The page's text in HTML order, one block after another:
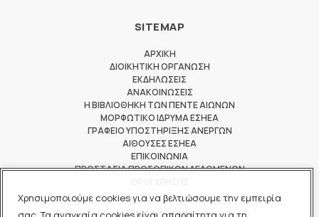
Χρησιμοποιούμε cookies για να βελτιώσουμε την εμπειρία
SITEMAP
ΑΡΧΙΚΗ
ΔΙΟΙΚΗΤΙΚΗ ΟΡΓΑΝΩΣΗ
ΕΚΔΗΛΩΣΕΙΣ
ΑΝΑΚΟΙΝΩΣΕΙΣ
Η ΒΙΒΛΙΟΘΗΚΗ ΤΩΝ ΠΕΝΤΕ ΑΙΩΝΩΝ
ΜΟΡΦΩΤΙΚΟ ΙΔΡΥΜΑ ΕΣΗΕΑ
ΓΡΑΦΕΙΟ ΥΠΟΣΤΗΡΙΞΗΣ ΑΝΕΡΓΩΝ
ΑΙΘΟΥΣΕΣ ΕΣΗΕΑ
ΕΠΙΚΟΙΝΩΝΙΑ
ΠΡΟΣΤΑΣΙΑ ΠΡΟΣΩΠΙΚΩΝ ΔΕΔΟΜΕΝΩΝ